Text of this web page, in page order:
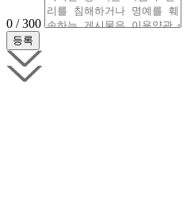
0 / 300